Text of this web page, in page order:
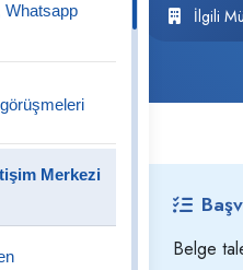
Whatsapp
Merkezi
İlgili
Belge